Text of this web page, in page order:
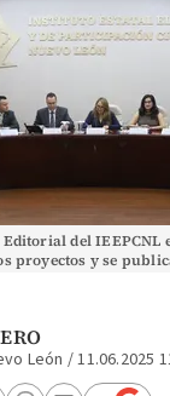
del IEEPCNL
proyectos y se
León /11.06.2025